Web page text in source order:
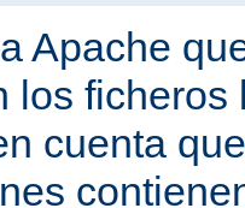
Apache
los
cuenta